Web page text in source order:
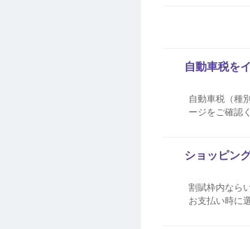
自動車税を
自動車税（種
ージをご確認くださ
ショッピン
割賦枠内なら
お支払い時に